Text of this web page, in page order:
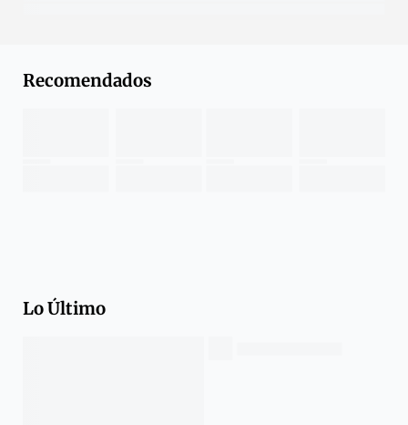
Recomendados
Lo Último